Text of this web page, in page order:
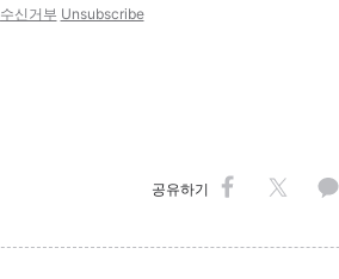
수신거부 Unsubscribe
공유하기